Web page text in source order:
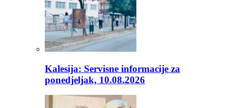
Kalesija: Servisne informacije za
ponedjeljak, 10.08.2026